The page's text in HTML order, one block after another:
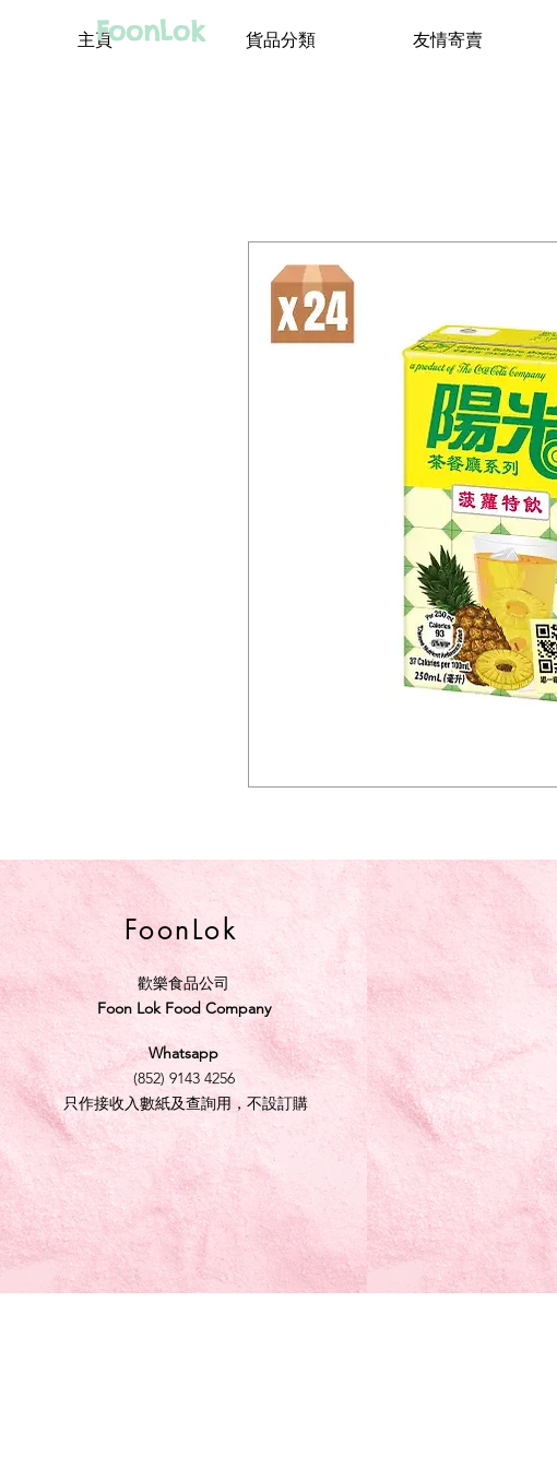
FoonLok
主頁 貨品分類 友情寄賣
FoonLok
歡樂食品公司
Foon Lok Food Company
Whatsapp
(852) 9143 4256
只作接收入數紙及查詢用，不設訂購